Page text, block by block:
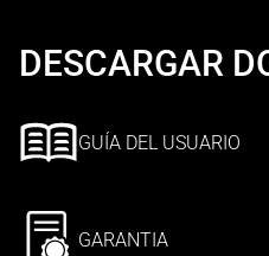
DESCARGAR
GUÍA DEL USUARIO
GARANTIA